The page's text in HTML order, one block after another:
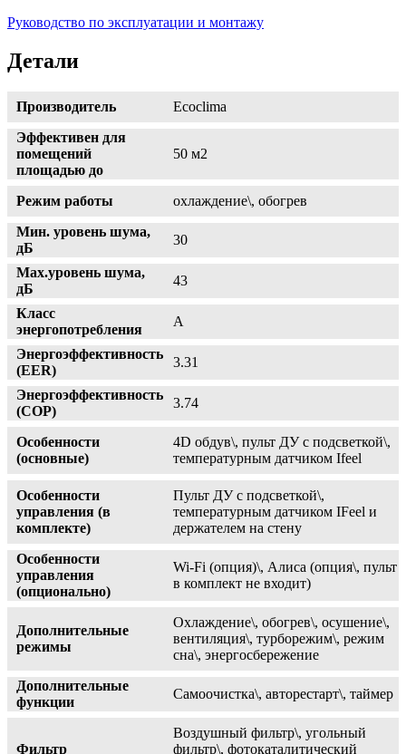
Руководство по эксплуатации и монтажу
Детали
Производитель
Ecoclima
Эффективен для
помещений
площадью до
50 м2
Режим работы
охлаждение\, обогрев
Мин. уровень шума,
дБ
30
Max.уровень шума,
дБ
43
Класс
энергопотребления
А
Энергоэффективность
(EER)
3.31
Энергоэффективность
(COP)
3.74
Особенности
(основные)
4D обдув\, пульт ДУ с подсветкой\,
температурным датчиком Ifeel
Особенности
управления (в
комплекте)
Пульт ДУ с подсветкой\,
температурным датчиком IFeel и
держателем на стену
Особенности
управления
(опционально)
Wi-Fi (опция)\, Алиса (опция\, пульт
в комплект не входит)
Дополнительные
режимы
Охлаждение\, обогрев\, осушение\,
вентиляция\, турборежим\, режим
сна\, энергосбережение
Дополнительные
функции
Самоочистка\, авторестарт\, таймер
Фильтр
Воздушный фильтр\, угольный
фильтр\, фотокаталитический